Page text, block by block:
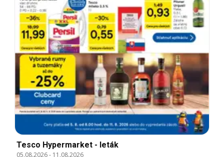
Tesco Hypermarket - leták
05.08.2026- 11.08.2026